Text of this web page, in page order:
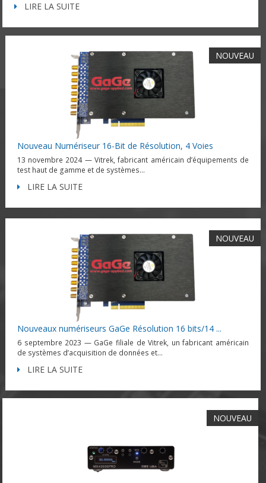
LIRE LA SUITE
NOUVEAU
Nouveau Numériseur 16-Bit de Résolution, 4 Voies
13 novembre 2024 — Vitrek, fabricant américain d’équipements de
test haut de gamme et de systèmes...
LIRE LA SUITE
NOUVEAU
Nouveaux numériseurs GaGe Résolution 16 bits/14 ...
6 septembre 2023 — GaGe filiale de Vitrek, un fabricant américain
de systèmes d’acquisition de données et...
LIRE LA SUITE
NOUVEAU